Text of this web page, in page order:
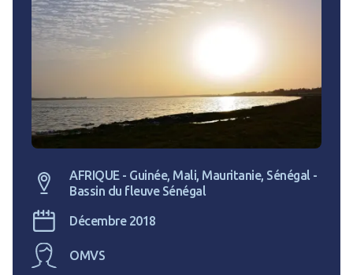
AFRIQUE - Guinée, Mali, Mauritanie, Sénégal -
Bassin du fleuve Sénégal
Décembre 2018
OMVS